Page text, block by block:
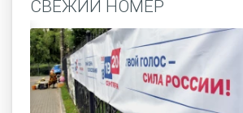
СВЕЖИЙ НОМЕР